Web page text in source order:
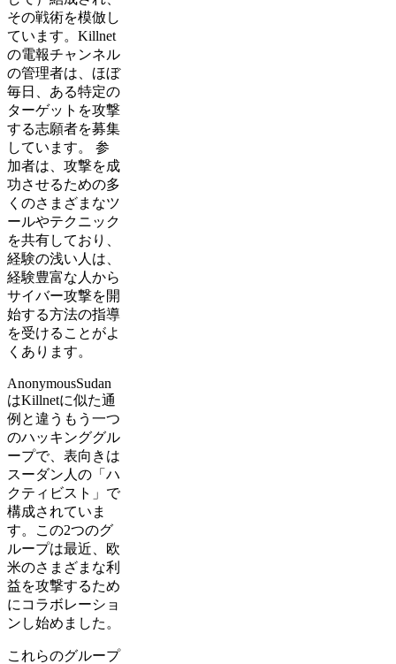
その戦術を模倣し
ています。Killnet
の電報チャンネル
の管理者は、ほぼ
毎日、ある特定の
ターゲットを攻撃
する志願者を募集
しています。 参
加者は、攻撃を成
功させるための多
くのさまざまなツ
ールやテクニック
を共有しており、
経験の浅い人は、
経験豊富な人から
サイバー攻撃を開
始する方法の指導
を受けることがよ
くあります。
AnonymousSudan
はKillnetに似た通
例と違うもう一つ
のハッキンググル
ープで、表向きは
スーダン人の「ハ
クティビスト」で
構成されていま
す。この2つのグ
ループは最近、欧
米のさまざまな利
益を攻撃するため
にコラボレーショ
ンし始めました。
これらのグループ